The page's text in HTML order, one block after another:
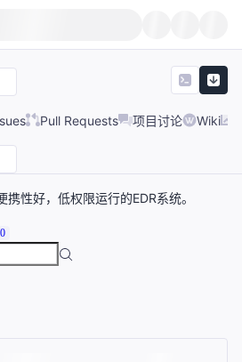
Pull Requests 项目讨论 Wiki
性好，低权限运行的EDR系统。
0